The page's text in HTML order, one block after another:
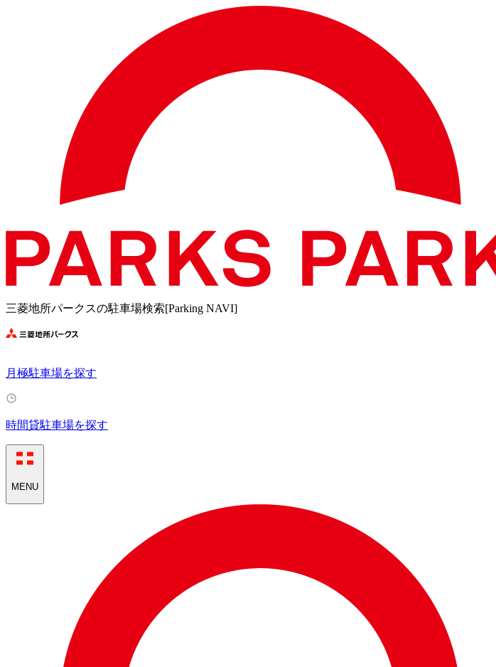
三菱地所パークスの駐車場検索[Parking NAVI]
月極駐車場を探す
時間貸駐車場を探す
MENU